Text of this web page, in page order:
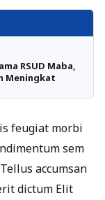
RSUD Maba,
Meningkat
feugiat morbi
sem
accumsan
dictum Elit